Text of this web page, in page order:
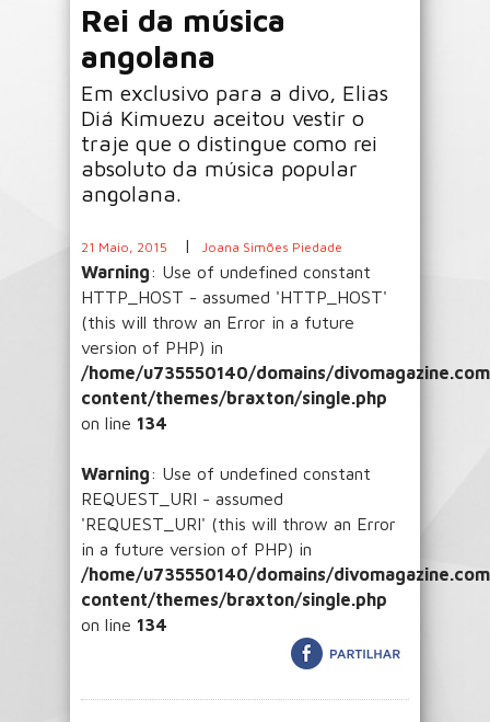
Rei da música
angolana
Em exclusivo para a divo, Elias
Diá Kimuezu aceitou vestir o
traje que o distingue como rei
absoluto da música popular
angolana.
21 Maio, 2015 | Joana Simões Piedade
Warning: Use of undefined constant
HTTP_HOST - assumed 'HTTP_HOST'
(this will throw an Error in a future
version of PHP) in
/home/u735550140/domains/
content/themes/braxton/single.php
on line 134
Warning: Use of undefined constant
REQUEST_URI - assumed
'REQUEST_URI' (this will throw an Error
in a future version of PHP) in
/home/u735550140/domains/
content/themes/braxton/single.php
on line 134